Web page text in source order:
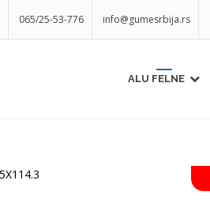
065/25-53-776 info@gumesrbija.rs
ALU FELNE